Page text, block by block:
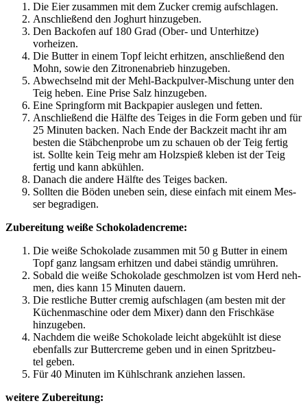
Die Eier zusam­men mit dem Zucker cre­mig aufschlagen.
Anschlie­ßend den Joghurt hinzugeben.
Den Back­ofen auf 180 Grad (Ober- und Unter­hit­ze)
vorheizen.
Die But­ter in einem Topf leicht erhit­zen, anschlie­ßend den
Mohn, sowie den Zitro­nen­ab­rieb hinzugeben.
Abwech­selnd mit der Mehl-Back­pul­ver-Mischung unter den
Teig heben. Eine Pri­se Salz hinzugeben.
Eine Spring­form mit Back­pa­pier aus­le­gen und fetten.
Anschlie­ßend die Hälf­te des Tei­ges in die Form geben und für
25 Minu­ten backen. Nach Ende der Back­zeit macht ihr am
bes­ten die Stäb­chen­pro­be um zu schau­en ob der Teig fer­tig
ist. Soll­te kein Teig mehr am Holz­spieß kle­ben ist der Teig
fer­tig und kann abkühlen.
Danach die ande­re Hälf­te des Tei­ges backen.
Soll­ten die Böden uneben sein, die­se ein­fach mit einem Mes­
ser begradigen.
Zube­rei­tung wei­ße Schokoladencreme:
Die wei­ße Scho­ko­la­de zusam­men mit 50 g But­ter in einem
Topf ganz lang­sam erhit­zen und dabei stän­dig umrühren.
Sobald die wei­ße Scho­ko­la­de geschmol­zen ist vom Herd neh­
men, dies kann 15 Minu­ten dauern.
Die rest­li­che But­ter cre­mig auf­schla­gen (am bes­ten mit der
Küchen­ma­schi­ne oder dem Mixer) dann den Frisch­kä­se
hinzugeben.
Nach­dem die wei­ße Scho­ko­la­de leicht abge­kühlt ist die­se
eben­falls zur But­ter­creme geben und in einen Spritz­beu­
tel geben.
Für 40 Minu­ten im Kühl­schrank anzie­hen lassen.
wei­te­re Zubereitung: